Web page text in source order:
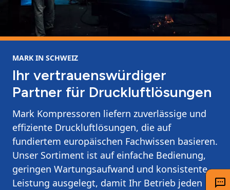
MARK IN SCHWEIZ
Ihr vertrauenswürdiger
Partner für Druckluftlösungen
Mark Kompressoren liefern zuverlässige und
effiziente Druckluftlösungen, die auf
fundiertem europäischen Fachwissen basieren.
Unser Sortiment ist auf einfache Bedienung,
geringen Wartungsaufwand und konsistente
Leistung ausgelegt, damit Ihr Betrieb jeden